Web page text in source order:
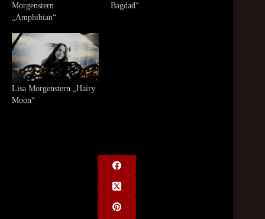
Morgenstern
„Amphibian“
Bagdad“
Lisa Morgenstern „Hairy
Moon“